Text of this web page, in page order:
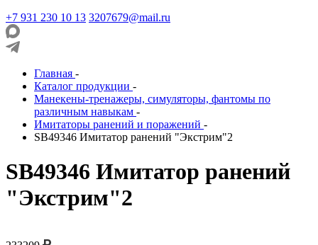
+7 931 230 10 13 3207679@mail.ru
Главная -
Каталог продукции -
Манекены-тренажеры, симуляторы, фантомы по
различным навыкам -
Имитаторы ранений и поражений -
SB49346 Имитатор ранений "Экстрим"2
SB49346 Имитатор ранений
"Экстрим"2